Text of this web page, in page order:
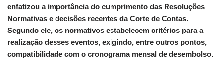
enfatizou a importância do cumprimento das Resoluções
Normativas e decisões recentes da Corte de Contas.
Segundo ele, os normativos estabelecem critérios para a
realização desses eventos, exigindo, entre outros pontos,
compatibilidade com o cronograma mensal de desembolso.